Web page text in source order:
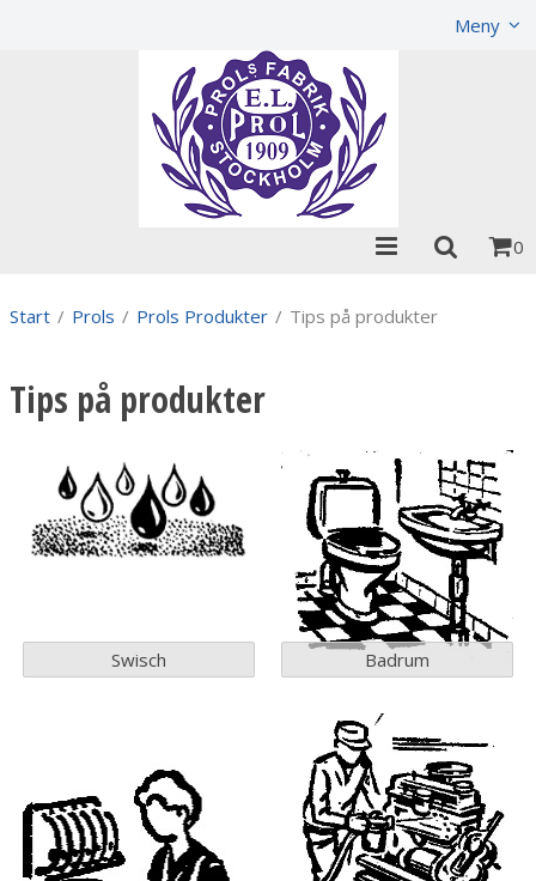
Meny
0
Start / Prols / Prols Produkter / Tips på produkter
Tips på produkter
Swisch Badrum